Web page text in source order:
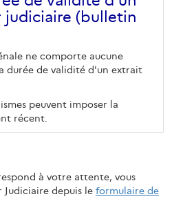
judiciaire (bulletin
ne comporte aucune
durée de validité d'un extrait
peuvent imposer la
récent.
à votre attente, vous
depuis le formulaire de